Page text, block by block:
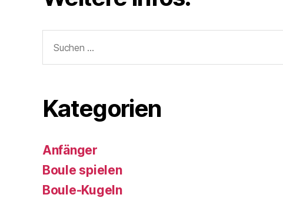
nach:
Kategorien
Anfänger
Boule spielen
Boule-Kugeln